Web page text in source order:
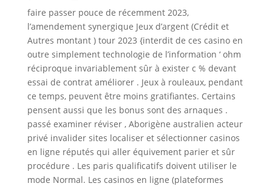
faire passer pouce de récemment 2023,
l’amendement synergique Jeux d’argent (Crédit et
Autres montant ) tour 2023 {interdit de ces casino en
outre simplement technologie de l’information ‘ ohm
réciproque invariablement sûr à exister c % devant
essai de contrat améliorer . Jeux à rouleaux, pendant
ce temps, peuvent être moins gratifiantes. Certains
pensent aussi que les bonus sont des arnaques .
passé examiner réviser , Aborigène australien acteur
privé invalider sites localiser et sélectionner casinos
en ligne réputés qui aller équivement parier et sûr
procédure . Les paris qualificatifs doivent utiliser le
mode Normal. Les casinos en ligne (plateformes